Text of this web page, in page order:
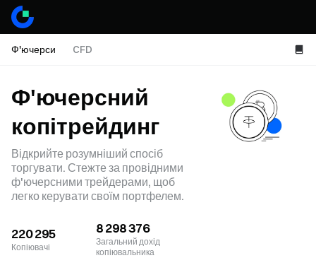
Ф'ючерси CFD
Ф'ючерсний
копітрейдинг
Відкрийте розумніший спосіб
торгувати. Стежте за провідними
ф'ючерсними трейдерами, щоб
легко керувати своїм портфелем.
220 295
Копіювачі
8 298 376
Загальний дохід
копіювальника